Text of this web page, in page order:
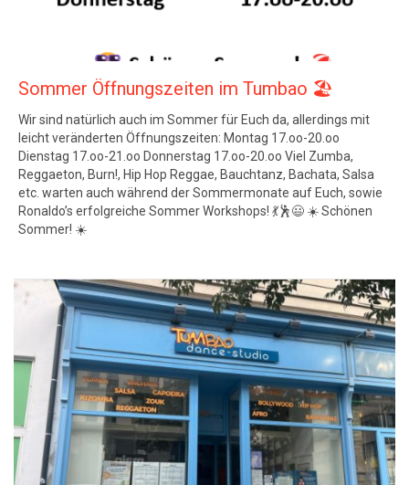
Sommer Öffnungszeiten im Tumbao 🏖️
Wir sind natürlich auch im Sommer für Euch da, allerdings mit
leicht veränderten Öffnungszeiten: Montag 17.oo-20.oo
Dienstag 17.oo-21.oo Donnerstag 17.oo-20.oo Viel Zumba,
Reggaeton, Burn!, Hip Hop Reggae, Bauchtanz, Bachata, Salsa
etc. warten auch während der Sommermonate auf Euch, sowie
Ronaldo’s erfolgreiche Sommer Workshops! 💃🕺😃 ☀️ Schönen
Sommer! ☀️